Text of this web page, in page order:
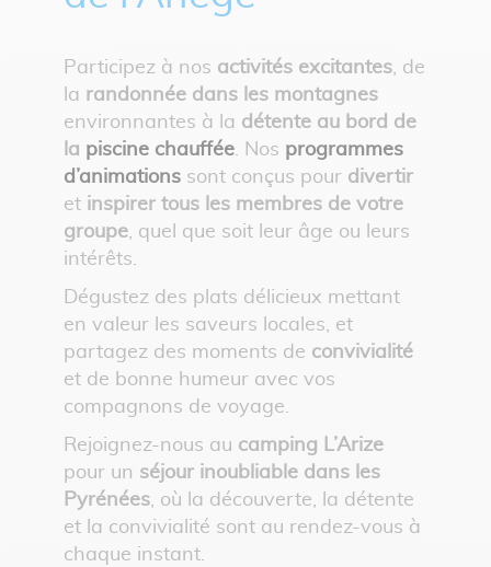
Participez à nos activités excitantes, de
la randonnée dans les montagnes
environnantes à la détente au bord de
la piscine chauffée. Nos programmes
d’animations sont conçus pour divertir
et inspirer tous les membres de votre
groupe, quel que soit leur âge ou leurs
intérêts.
Dégustez des plats délicieux mettant
en valeur les saveurs locales, et
partagez des moments de convivialité
et de bonne humeur avec vos
compagnons de voyage.
Rejoignez-nous au camping L’Arize
pour un séjour inoubliable dans les
Pyrénées, où la découverte, la détente
et la convivialité sont au rendez-vous à
chaque instant.